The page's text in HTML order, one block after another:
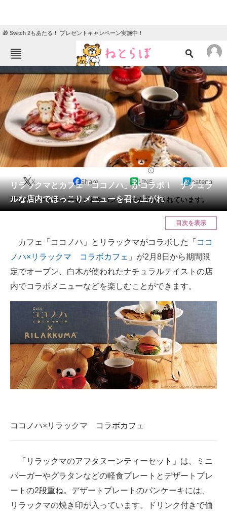
🎁 Switch 2もあたる！ プレゼントキャンペーン実施中！
TOP ニュース
エンタメ クイズ
グルメ 地域
住まい 教育・育児
動物 リサーチ
会員記事
メディア
スマホと通信の最新トレンド
進化するPCとデバイスの未来
好きが集まる 比べて選べる
ビジネスと働き方のヒント
AI活用のいまが分かる
企業ITのトレンドを詳説
マーケ×ITの今がよく分かる
企業向けIT製品の総合サイト
IT製品の技術・比較・事例
製造業のIT導入・活用を支援
リラックマとカフェ「ココノハ」がコラボ！ ナチュラ
ルな店内でほっこりメニューを召し上がれ
X Share LINE hatena
アフタヌーンティーセットやパンケーキが用意されています。
目次を表示
カフェ「ココノハ」とリラックマがコラボした「 ココ
ノハ×リラックマ コラボカフェ 」が2月8日から期間限
定でオープン、白木が使われたナチュラルテイストの店
内でコラボメニューなどを楽しむことができます。
ココノハ×リラックマ コラボカフェ
「リラックマのアフタヌーンティーセット」は、ミニ
バーガーやグラタンなどの軽食プレートとデザートプレ
ートの2段重ね。デザートプレートのパンケーキには、
リラックマの焼き印が入っています。ドリンク付きで価